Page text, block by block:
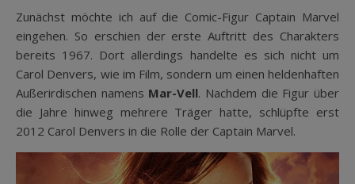
Zunächst möchte ich auf die Comic-Figur Captain Marvel
eingehen. So erschien der erste Auftritt des Charakters
bereits 1967. Dort allerdings handelte es sich nicht um
Carol Denvers, wie im Film, sondern um einen heldenhaften
Außerirdischen namens Mar-Vell. Nachdem die Figur über
die Jahre hinweg mehrere Träger hatte, schlüpfte erst
2012 Carol Denvers in die Rolle der Captain Marvel.